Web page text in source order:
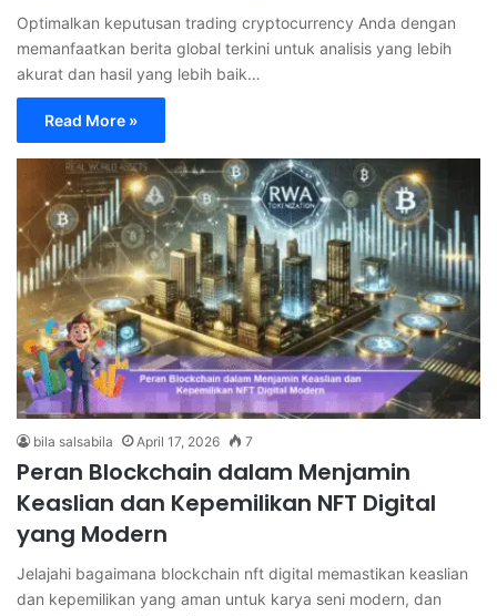
Optimalkan keputusan trading cryptocurrency Anda dengan
memanfaatkan berita global terkini untuk analisis yang lebih
akurat dan hasil yang lebih baik…
Read More »
bila salsabila April 17, 2026 7
Peran Blockchain dalam Menjamin
Keaslian dan Kepemilikan NFT Digital
yang Modern
Jelajahi bagaimana blockchain nft digital memastikan keaslian
dan kepemilikan yang aman untuk karya seni modern, dan